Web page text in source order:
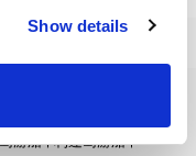
Show details
票。不论您是寻找大长
从这里开启您的冒险之
游船
利蓬岛游船